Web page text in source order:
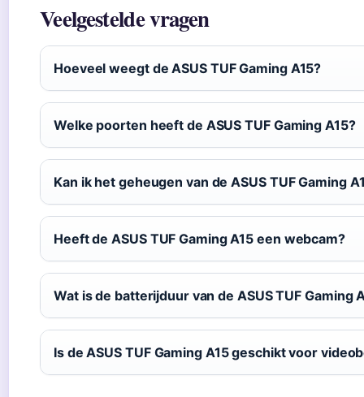
Veelgestelde vragen
Hoeveel weegt de ASUS TUF Gaming A15?
Welke poorten heeft de ASUS TUF Gaming A15?
Kan ik het geheugen van de ASUS TUF Gaming
Heeft de ASUS TUF Gaming A15 een webcam?
Wat is de batterijduur van de ASUS TUF Gaming
Is de ASUS TUF Gaming A15 geschikt voor